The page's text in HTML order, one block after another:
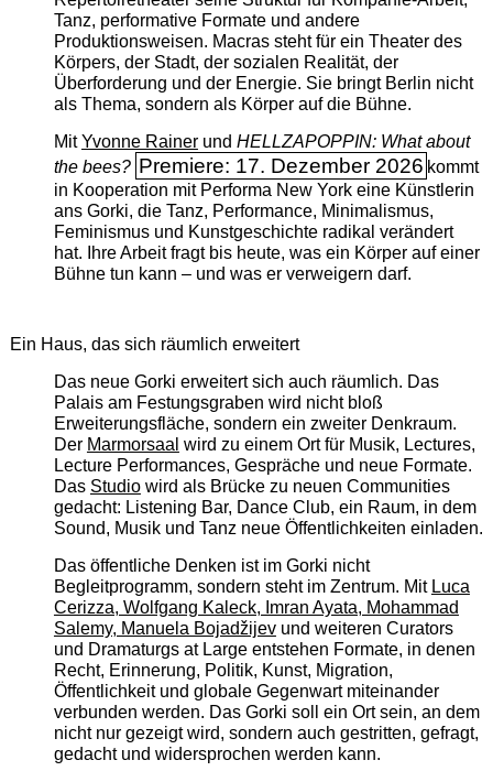
Tanz, performative Formate und andere
Produktionsweisen. Macras steht für ein Theater des
Körpers, der Stadt, der sozialen Realität, der
Überforderung und der Energie. Sie bringt Berlin nicht
als Thema, sondern als Körper auf die Bühne.
MitYvonne Rainerund HELLZAPOPPIN: What about
the bees? Premiere: 17. Dezember 2026 kommt
in Kooperation mit Performa New York eine Künstlerin
ans Gorki, die Tanz, Performance, Minimalismus,
Feminismus und Kunstgeschichte radikal verändert
hat. Ihre Arbeit fragt bis heute, was ein Körper auf einer
Bühne tun kann – und was er verweigern darf.
Ein Haus, das sich räumlich erweitert
Das neue Gorki erweitert sich auch räumlich. Das
Palais am Festungsgraben wird nicht bloß
Erweiterungsfläche, sondern ein zweiter Denkraum.
Der Marmorsaal wird zu einem Ort für Musik, Lectures,
Lecture Performances, Gespräche und neue Formate.
Das Studiowird als Brücke zu neuen Communities
gedacht: Listening Bar, Dance Club, ein Raum, in dem
Sound, Musik und Tanz neue Öffentlichkeiten einladen.
Das öffentliche Denken ist im Gorki nicht
Begleitprogramm, sondern steht im Zentrum. Mit Luca
Cerizza, Wolfgang Kaleck, Imran Ayata, Mohammad
Salemy, Manuela Bojadžijevund weiteren Curators
und Dramaturgs at Large entstehen Formate, in denen
Recht, Erinnerung, Politik, Kunst, Migration,
Öffentlichkeit und globale Gegenwart miteinander
verbunden werden. Das Gorki soll ein Ort sein, an dem
nicht nur gezeigt wird, sondern auch gestritten, gefragt,
gedacht und widersprochen werden kann.